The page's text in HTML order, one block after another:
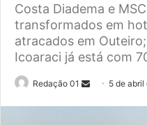
Costa Diadema e
transformados em
atracados em
Icoaraci já está com
Redação 01
Send 5 de